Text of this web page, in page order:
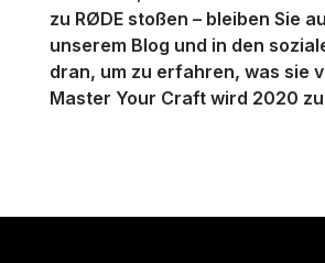
zu RØDE stoßen – bleiben Sie
unserem Blog und in den
dran, um zu erfahren, was sie
Master Your Craft wird 2020